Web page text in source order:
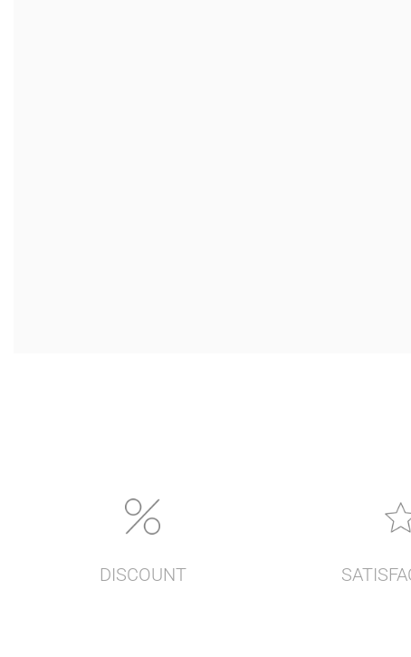
DISCOUNT